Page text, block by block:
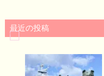
最近の投稿